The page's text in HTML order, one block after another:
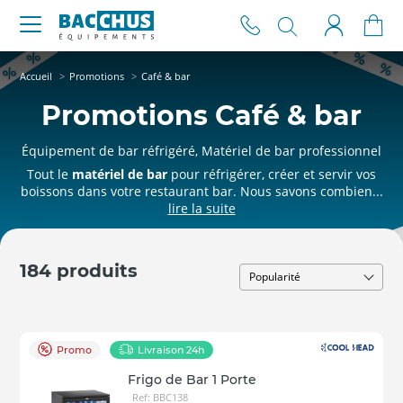
Accueil Promotions Café & bar
Promotions Café & bar
Équipement de bar réfrigéré, Matériel de bar professionnel
Tout le matériel de bar pour réfrigérer, créer et servir vos
boissons dans votre restaurant bar. Nous savons combien...
184 produits
Promo Livraison 24h
Frigo de Bar 1 Porte
Ref: BBC138